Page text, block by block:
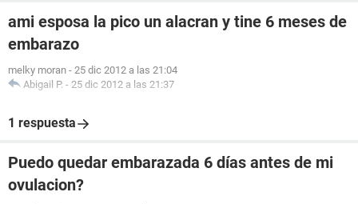
ami esposa la pico un alacran y tine 6 meses de
embarazo
melky moran - 25 dic 2012 a las 21:04
Abigail P. - 25 dic 2012 a las 21:37
1 respuesta
Puedo quedar embarazada 6 días antes de mi
ovulacion?